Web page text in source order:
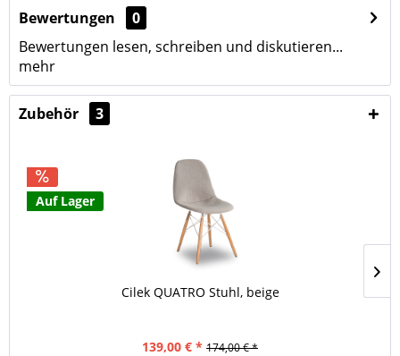
Bewertungen
0
Bewertungen lesen, schreiben und diskutieren...
mehr
Zubehör 3
Auf Lager
Cilek QUATRO Stuhl, beige
139,00 € * 174,00 € *